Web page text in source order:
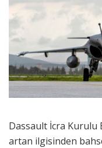
Dassault İcra Kurulu
artan ilgisinden